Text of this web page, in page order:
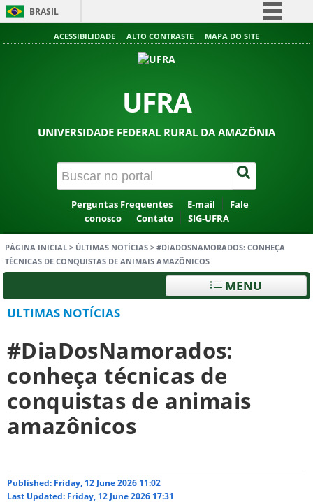
BRASIL
Simplifique!
Acesso à informação
ACESSIBILIDADE ALTO CONTRASTE MAPA DO SITE
UFRA
UNIVERSIDADE FEDERAL RURAL DA AMAZÔNIA
Perguntas Frequentes E-mail
Fale
conosco
Contato SIG-UFRA
PÁGINA INICIAL > ÚLTIMAS NOTÍCIAS > #DIADOSNAMORADOS: CONHEÇA
TÉCNICAS DE CONQUISTAS DE ANIMAIS AMAZÔNICOS
MENU
ULTIMAS NOTÍCIAS
#DiaDosNamorados:
conheça técnicas de
conquistas de animais
amazônicos
Published: Friday, 12 June 2026 11:02
Last Updated: Friday, 12 June 2026 17:31